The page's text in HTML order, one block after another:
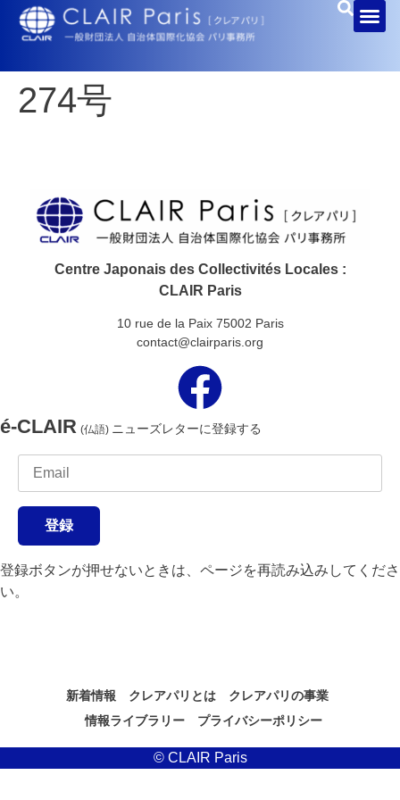
274号
Centre Japonais des Collectivités Locales :
CLAIR Paris
10 rue de la Paix 75002 Paris
contact@clairparis.org
é-CLAIR (仏語) ニューズレターに登録する
登録
登録ボタンが押せないときは、ページを再読み込みしてくださ
い。
新着情報 クレアパリとは
クレアパリの事業
情報ライブラリー
プライバシーポリシー
© CLAIR Paris